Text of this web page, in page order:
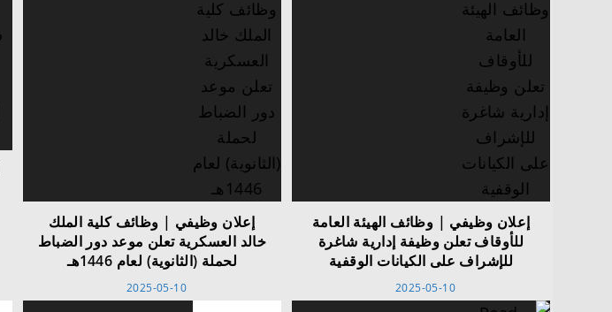
إعلان وظيفي | وظائف كلية الملك
خالد العسكرية تعلن موعد دور الضباط
لحملة (الثانوية) لعام 1446هـ
2025-05-10
إعلان وظيفي | وظائف الهيئة العامة
للأوقاف تعلن وظيفة إدارية شاغرة
للإشراف على الكيانات الوقفية
2025-05-10